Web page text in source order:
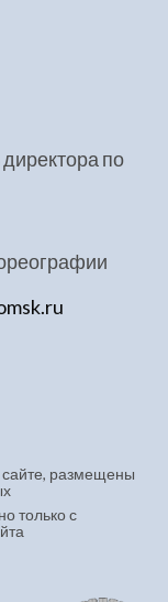
по
размещены
только с